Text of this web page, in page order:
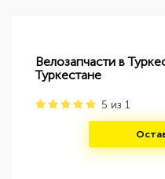
Велозапчасти в
Туркестане
5 из 1